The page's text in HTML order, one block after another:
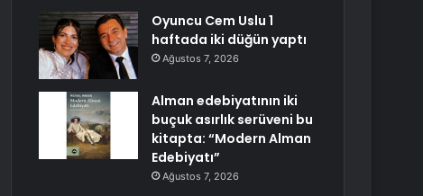
Oyuncu Cem Uslu 1
haftada iki düğün yaptı
Ağustos 7, 2026
Alman edebiyatının iki
buçuk asırlık serüveni bu
kitapta: “Modern Alman
Edebiyatı”
Ağustos 7, 2026